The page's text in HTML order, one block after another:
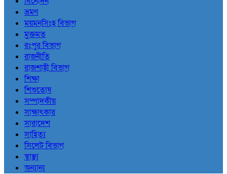
ভ্রমণ
ময়মনসিংহ বিভাগ
মুক্তমত
রংপুর বিভাগ
রাজনীতি
রাজশাহী বিভাগ
শিক্ষা
শিশুতোষ
সম্পাদকীয়
সাক্ষাৎকার
সারাদেশ
সাহিত্য
সিলেট বিভাগ
স্বাস্থ্য
অন্যান্য